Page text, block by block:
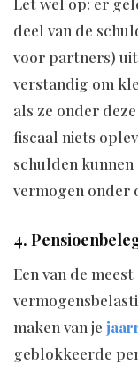
deel van de
voor partners)
verstandig om
als ze onder
fiscaal niets
schulden
vermogen onder
4.
Een van de
maken van je
geblokkeerde